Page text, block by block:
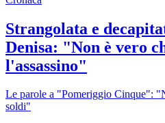
Strangolata e
Denisa: "Non è vero
l'assassino"
Le parole a "Pomeriggio Cinque":
soldi"